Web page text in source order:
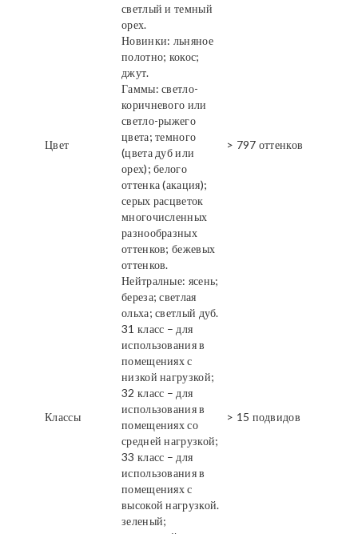
Цвет
светлый и темный
орех.
Новинки: льняное
полотно; кокос;
джут.
Гаммы: светло-
коричневого или
светло-рыжего
цвета; темного
(цвета дуб или
орех); белого
оттенка (акация);
серых расцветок
многочисленных
разнообразных
оттенков; бежевых
оттенков.
Нейтралные: ясень;
береза; светлая
ольха; светлый дуб.
> 797 оттенков
Классы
31 класс – для
использования в
помещениях с
низкой нагрузкой;
32 класс – для
использования в
помещениях со
средней нагрузкой;
33 класс – для
использования в
помещениях с
высокой нагрузкой.
> 15 подвидов
зеленый;